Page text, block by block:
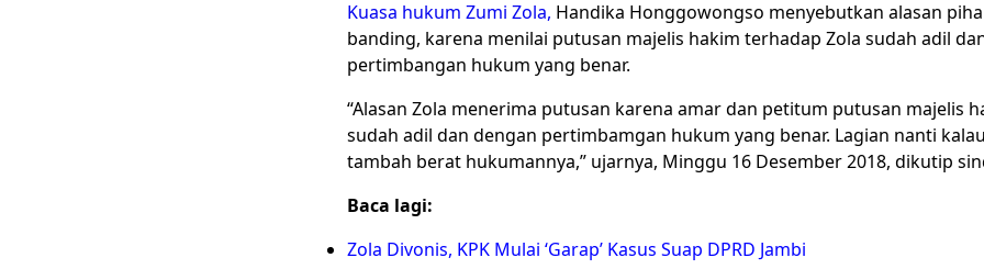
Kuasa hukum Zumi Zola, Handika Honggowongso menyebutkan alasan
banding, karena menilai putusan majelis hakim terhadap Zola sudah adil
pertimbangan hukum yang benar.
“Alasan Zola menerima putusan karena amar dan petitum putusan majelis
sudah adil dan dengan pertimbamgan hukum yang benar. Lagian nanti
tambah berat hukumannya,” ujarnya, Minggu 16 Desember 2018, dikutip
Baca lagi:
Zola Divonis, KPK Mulai ‘Garap’ Kasus Suap DPRD Jambi